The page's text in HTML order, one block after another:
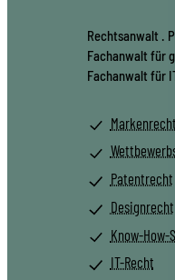
Rechtsanwalt .
Fachanwalt für
Fachanwalt für
Markenrecht
Patentrecht
Designrecht
Know-How-
IT-Recht